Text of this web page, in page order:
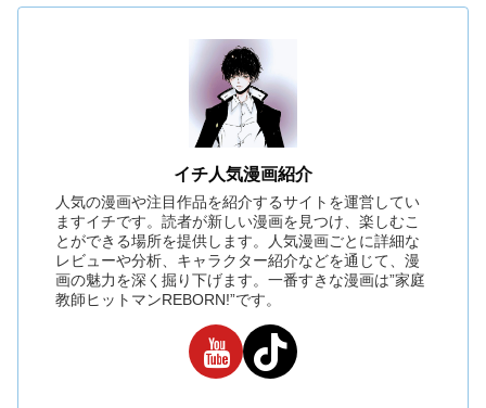
イチ人気漫画紹介
人気の漫画や注目作品を紹介するサイトを運営してい
ますイチです。読者が新しい漫画を見つけ、楽しむこ
とができる場所を提供します。人気漫画ごとに詳細な
レビューや分析、キャラクター紹介などを通じて、漫
画の魅力を深く掘り下げます。一番すきな漫画は”家庭
教師ヒットマンREBORN!”です。